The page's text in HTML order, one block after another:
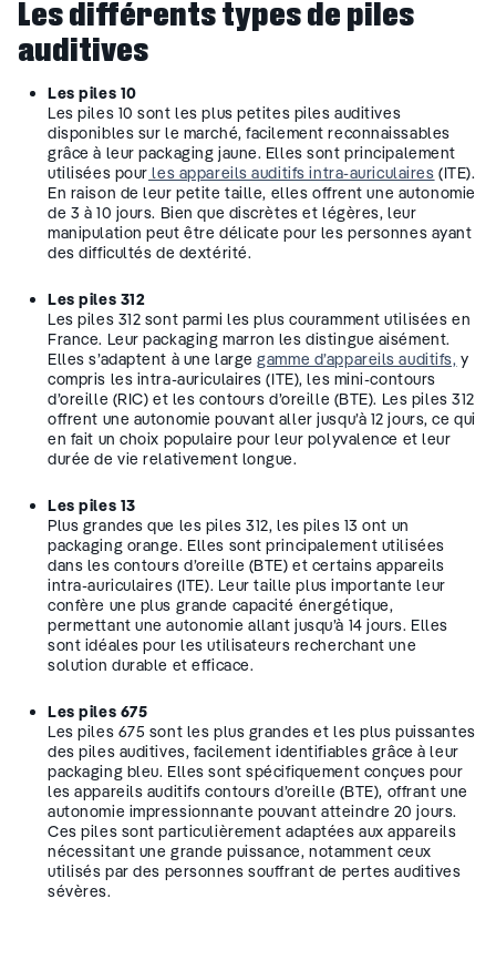
Les différents types de piles
auditives
Les piles 10
Les piles 10 sont les plus petites piles auditives
disponibles sur le marché, facilement reconnaissables
grâce à leur packaging jaune. Elles sont principalement
utilisées pour les appareils auditifs intra-auriculaires (ITE).
En raison de leur petite taille, elles offrent une autonomie
de 3 à 10 jours. Bien que discrètes et légères, leur
manipulation peut être délicate pour les personnes ayant
des difficultés de dextérité.
Les piles 312
Les piles 312 sont parmi les plus couramment utilisées en
France. Leur packaging marron les distingue aisément.
Elles s’adaptent à une largegamme d’appareils auditifs, y
compris les intra-auriculaires (ITE), les mini-contours
d’oreille (RIC) et les contours d’oreille (BTE). Les piles 312
offrent une autonomie pouvant aller jusqu’à 12 jours, ce qui
en fait un choix populaire pour leur polyvalence et leur
durée de vie relativement longue.
Les piles 13
Plus grandes que les piles 312, les piles 13 ont un
packaging orange. Elles sont principalement utilisées
dans les contours d’oreille (BTE) et certains appareils
intra-auriculaires (ITE). Leur taille plus importante leur
confère une plus grande capacité énergétique,
permettant une autonomie allant jusqu’à 14 jours. Elles
sont idéales pour les utilisateurs recherchant une
solution durable et efficace.
Les piles 675
Les piles 675 sont les plus grandes et les plus puissantes
des piles auditives, facilement identifiables grâce à leur
packaging bleu. Elles sont spécifiquement conçues pour
les appareils auditifs contours d’oreille (BTE), offrant une
autonomie impressionnante pouvant atteindre 20 jours.
Ces piles sont particulièrement adaptées aux appareils
nécessitant une grande puissance, notamment ceux
utilisés par des personnes souffrant de pertes auditives
sévères.